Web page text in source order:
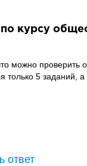
курсу
можно проверить
только 5 заданий,
ответ